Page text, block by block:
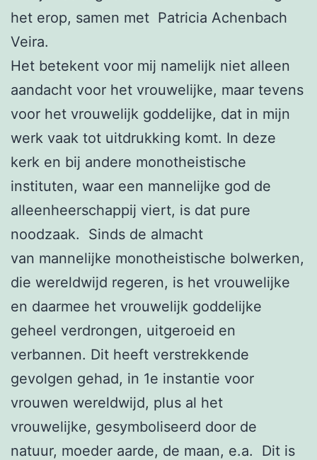
het erop, samen met Patricia Achenbach
Veira.
Het betekent voor mij namelijk niet alleen
aandacht voor het vrouwelijke, maar tevens
voor het vrouwelijk goddelijke, dat in mijn
werk vaak tot uitdrukking komt. In deze
kerk en bij andere monotheistische
instituten, waar een mannelijke god de
alleenheerschappij viert, is dat pure
noodzaak. Sinds de almacht
van mannelijke monotheistische bolwerken,
die wereldwijd regeren, is het vrouwelijke
en daarmee het vrouwelijk goddelijke
geheel verdrongen, uitgeroeid en
verbannen. Dit heeft verstrekkende
gevolgen gehad, in 1e instantie voor
vrouwen wereldwijd, plus al het
vrouwelijke, gesymboliseerd door de
natuur, moeder aarde, de maan, e.a. Dit is